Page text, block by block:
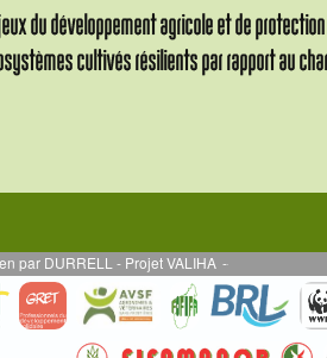
- Projet VALIHA -- MARS 2024 - Projet